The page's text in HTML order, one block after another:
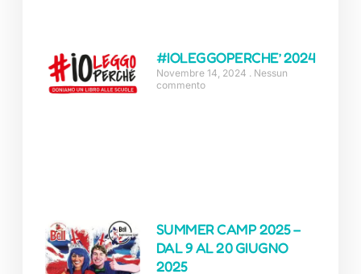
#IOLEGGOPERCHE’ 2024
Novembre 14, 2024
Nessun
commento
SUMMER CAMP 2025 –
DAL 9 AL 20 GIUGNO
2025